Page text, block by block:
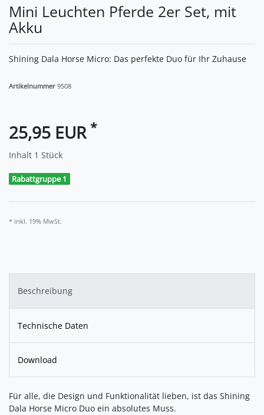
Mini Leuchten Pferde 2er Set, mit
Akku
Shining Dala Horse Micro: Das perfekte Duo für Ihr Zuhause
Artikelnummer 9508
25,95 EUR *
Inhalt 1 Stück
Rabattgruppe 1
* inkl. 19% MwSt.
Beschreibung
Technische Daten
Download
Für alle, die Design und Funktionalität lieben, ist das Shining
Dala Horse Micro Duo ein absolutes Muss.